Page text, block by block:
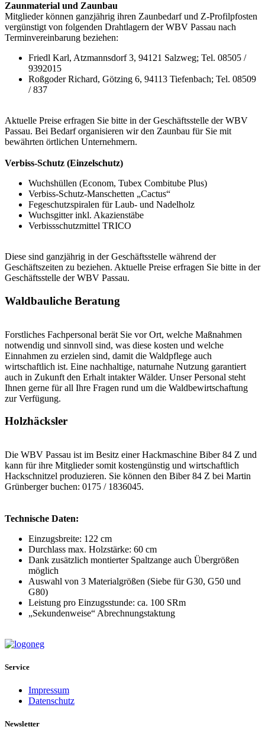
Zaunmaterial und Zaunbau
Mitglieder können ganzjährig ihren Zaunbedarf und Z-Profilpfosten
vergünstigt von folgenden Drahtlagern der WBV Passau nach
Terminvereinbarung beziehen:
Friedl Karl, Atzmannsdorf 3, 94121 Salzweg; Tel. 08505 /
9392015
Roßgoder Richard, Götzing 6, 94113 Tiefenbach; Tel. 08509
/ 837
Aktuelle Preise erfragen Sie bitte in der Geschäftsstelle der WBV
Passau. Bei Bedarf organisieren wir den Zaunbau für Sie mit
bewährten örtlichen Unternehmern.
Verbiss-Schutz (Einzelschutz)
Wuchshüllen (Econom, Tubex Combitube Plus)
Verbiss-Schutz-Manschetten „Cactus“
Fegeschutzspiralen für Laub- und Nadelholz
Wuchsgitter inkl. Akazienstäbe
Verbissschutzmittel TRICO
Diese sind ganzjährig in der Geschäftsstelle während der
Geschäftszeiten zu beziehen. Aktuelle Preise erfragen Sie bitte in der
Geschäftsstelle der WBV Passau.
Waldbauliche Beratung
Forstliches Fachpersonal berät Sie vor Ort, welche Maßnahmen
notwendig und sinnvoll sind, was diese kosten und welche
Einnahmen zu erzielen sind, damit die Waldpflege auch
wirtschaftlich ist. Eine nachhaltige, naturnahe Nutzung garantiert
auch in Zukunft den Erhalt intakter Wälder. Unser Personal steht
Ihnen gerne für all Ihre Fragen rund um die Waldbewirtschaftung
zur Verfügung.
Holzhäcksler
Die WBV Passau ist im Besitz einer Hackmaschine Biber 84 Z und
kann für ihre Mitglieder somit kostengünstig und wirtschaftlich
Hackschnitzel produzieren. Sie können den Biber 84 Z bei Martin
Grünberger buchen: 0175 / 1836045.
Technische Daten:
Einzugsbreite: 122 cm
Durchlass max. Holzstärke: 60 cm
Dank zusätzlich montierter Spaltzange auch Übergrößen
möglich
Auswahl von 3 Materialgrößen (Siebe für G30, G50 und
G80)
Leistung pro Einzugsstunde: ca. 100 SRm
„Sekundenweise“ Abrechnungstaktung
Service
Impressum
Datenschutz
Newsletter